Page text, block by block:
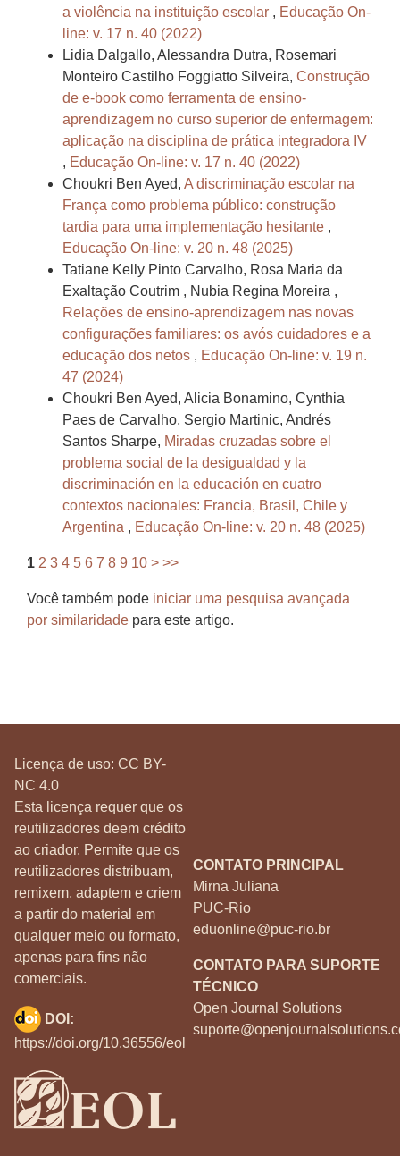
a violência na instituição escolar , Educação On-
line: v. 17 n. 40 (2022)
Lidia Dalgallo, Alessandra Dutra, Rosemari
Monteiro Castilho Foggiatto Silveira, Construção
de e-book como ferramenta de ensino-
aprendizagem no curso superior de enfermagem:
aplicação na disciplina de prática integradora IV
, Educação On-line: v. 17 n. 40 (2022)
Choukri Ben Ayed, A discriminação escolar na
França como problema público: construção
tardia para uma implementação hesitante ,
Educação On-line: v. 20 n. 48 (2025)
Tatiane Kelly Pinto Carvalho, Rosa Maria da
Exaltação Coutrim , Nubia Regina Moreira ,
Relações de ensino-aprendizagem nas novas
configurações familiares: os avós cuidadores e a
educação dos netos , Educação On-line: v. 19 n.
47 (2024)
Choukri Ben Ayed, Alicia Bonamino, Cynthia
Paes de Carvalho, Sergio Martinic, Andrés
Santos Sharpe, Miradas cruzadas sobre el
problema social de la desigualdad y la
discriminación en la educación en cuatro
contextos nacionales: Francia, Brasil, Chile y
Argentina , Educação On-line: v. 20 n. 48 (2025)
1 2 3 4 5 6 7 8 9 10 > >>
Você também pode iniciar uma pesquisa avançada
por similaridade para este artigo.
Licença de uso: CC BY-
NC 4.0
Esta licença requer que os
reutilizadores deem crédito
ao criador. Permite que os
reutilizadores distribuam,
remixem, adaptem e criem
a partir do material em
qualquer meio ou formato,
apenas para fins não
comerciais.
CONTATO PRINCIPAL
Mirna Juliana
PUC-Rio
eduonline@puc-rio.br
CONTATO PARA SUPORTE
TÉCNICO
Open Journal Solutions
DOI:
https://doi.org/10.36556/eol